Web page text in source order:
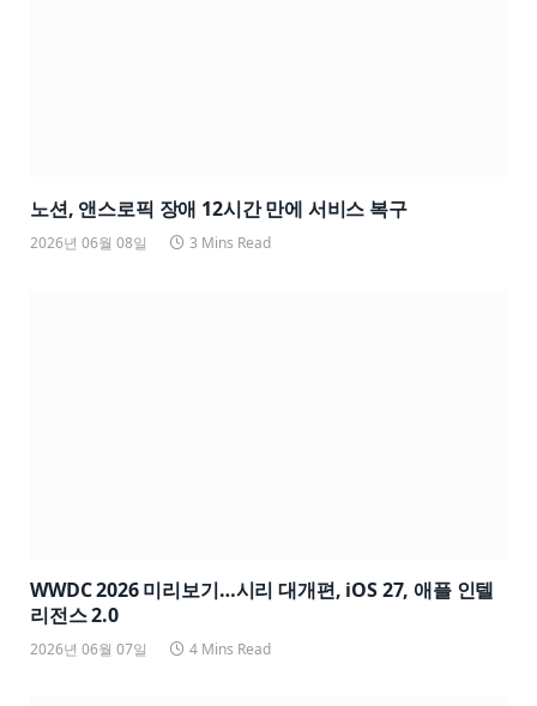
노션, 앤스로픽 장애 12시간 만에 서비스 복구
2026년 06월 08일 3 Mins Read
WWDC 2026 미리보기…시리 대개편, iOS 27, 애플 인텔
리전스 2.0
2026년 06월 07일 4 Mins Read